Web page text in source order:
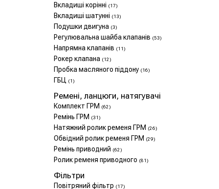
Вкладиші корінні (17)
Вкладиші шатунні (13)
Подушки двигуна (3)
Регулювальна шайба клапанів (53)
Напрямна клапанів (11)
Рокер клапана (12)
Пробка масляного піддону (16)
ГБЦ (1)
Ремені, ланцюги, натягувачі
Комплект ГРМ (62)
Ремінь ГРМ (31)
Натяжний ролик ременя ГРМ (26)
Обвідний ролик ременя ГРМ (29)
Ремінь приводний (62)
Ролик ременя приводного (81)
Фільтри
Повітряний фільтр (17)